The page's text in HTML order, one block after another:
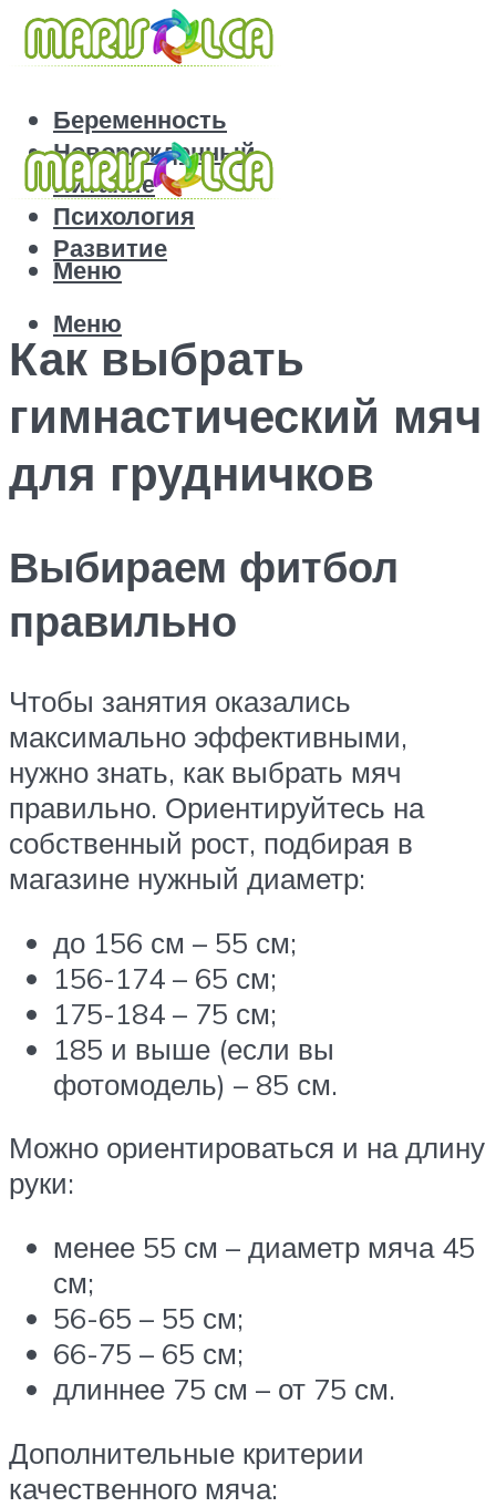
Беременность
Новорожденный
Питание
Психология
Развитие
Меню
Меню
Как выбрать
гимнастический мяч
для грудничков
Выбираем фитбол
правильно
Чтобы занятия оказались
максимально эффективными,
нужно знать, как выбрать мяч
правильно. Ориентируйтесь на
собственный рост, подбирая в
магазине нужный диаметр:
до 156 см – 55 см;
156-174 – 65 см;
175-184 – 75 см;
185 и выше (если вы
фотомодель) – 85 см.
Можно ориентироваться и на длину
руки:
менее 55 см – диаметр мяча 45
см;
56-65 – 55 см;
66-75 – 65 см;
длиннее 75 см – от 75 см.
Дополнительные критерии
качественного мяча: